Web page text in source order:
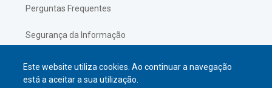
Este website utiliza cookies. Ao continuar a navegação
está a aceitar a sua utilização.
Perguntas Frequentes
Segurança da Informação
Política de Privacidade